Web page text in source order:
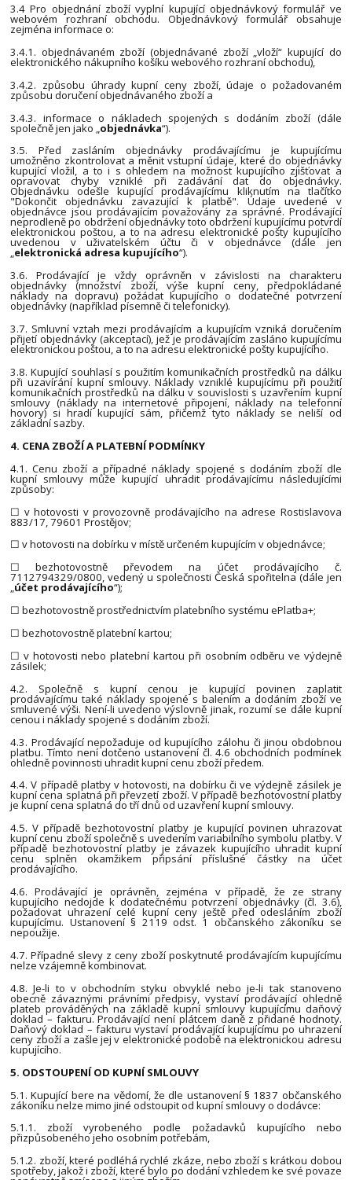
3.4 Pro objednání zboží vyplní kupující objednávkový formulář ve
webovém rozhraní obchodu. Objednávkový formulář obsahuje
zejména informace o:
3.4.1. objednávaném zboží (objednávané zboží „vloží“ kupující do
elektronického nákupního košíku webového rozhraní obchodu),
3.4.2. způsobu úhrady kupní ceny zboží, údaje o požadovaném
způsobu doručení objednávaného zboží a
3.4.3. informace o nákladech spojených s dodáním zboží (dále
společně jen jako „ objednávka“).
3.5. Před zasláním objednávky prodávajícímu je kupujícímu
umožněno zkontrolovat a měnit vstupní údaje, které do objednávky
kupující vložil, a to i s ohledem na možnost kupujícího zjišťovat a
opravovat chyby vzniklé při zadávání dat do objednávky.
Objednávku odešle kupující prodávajícímu kliknutím na tlačítko
"Dokončit objednávku zavazující k platbě". Údaje uvedené v
objednávce jsou prodávajícím považovány za správné. Prodávající
neprodleně po obdržení objednávky toto obdržení kupujícímu potvrdí
elektronickou poštou, a to na adresu elektronické pošty kupujícího
uvedenou v uživatelském účtu či v objednávce (dále jen
„elektronická adresa kupujícího“).
3.6. Prodávající je vždy oprávněn v závislosti na charakteru
objednávky (množství zboží, výše kupní ceny, předpokládané
náklady na dopravu) požádat kupujícího o dodatečné potvrzení
objednávky (například písemně či telefonicky).
3.7. Smluvní vztah mezi prodávajícím a kupujícím vzniká doručením
přijetí objednávky (akceptací), jež je prodávajícím zasláno kupujícímu
elektronickou poštou, a to na adresu elektronické pošty kupujícího.
3.8. Kupující souhlasí s použitím komunikačních prostředků na dálku
při uzavírání kupní smlouvy. Náklady vzniklé kupujícímu při použití
komunikačních prostředků na dálku v souvislosti s uzavřením kupní
smlouvy (náklady na internetové připojení, náklady na telefonní
hovory) si hradí kupující sám, přičemž tyto náklady se neliší od
základní sazby.
4. CENA ZBOŽÍ A PLATEBNÍ PODMÍNKY
4.1. Cenu zboží a případné náklady spojené s dodáním zboží dle
kupní smlouvy může kupující uhradit prodávajícímu následujícími
způsoby:
☐ v hotovosti v provozovně prodávajícího na adrese Rostislavova
883/17, 79601 Prostějov;
☐ v hotovosti na dobírku v místě určeném kupujícím v objednávce;
☐ bezhotovostně převodem na účet prodávajícího č.
7112794329/0800, vedený u společnosti Česká spořitelna (dále jen
„účet prodávajícího“);
☐ bezhotovostně prostřednictvím platebního systému ePlatba+;
☐ bezhotovostně platební kartou;
☐ v hotovosti nebo platební kartou při osobním odběru ve výdejně
zásilek;
4.2. Společně s kupní cenou je kupující povinen zaplatit
prodávajícímu také náklady spojené s balením a dodáním zboží ve
smluvené výši. Není-li uvedeno výslovně jinak, rozumí se dále kupní
cenou i náklady spojené s dodáním zboží.
4.3. Prodávající nepožaduje od kupujícího zálohu či jinou obdobnou
platbu. Tímto není dotčeno ustanovení čl. 4.6 obchodních podmínek
ohledně povinnosti uhradit kupní cenu zboží předem.
4.4. V případě platby v hotovosti, na dobírku či ve výdejně zásilek je
kupní cena splatná při převzetí zboží. V případě bezhotovostní platby
je kupní cena splatná do tří dnů od uzavření kupní smlouvy.
4.5. V případě bezhotovostní platby je kupující povinen uhrazovat
kupní cenu zboží společně s uvedením variabilního symbolu platby. V
případě bezhotovostní platby je závazek kupujícího uhradit kupní
cenu splněn okamžikem připsání příslušné částky na účet
prodávajícího.
4.6. Prodávající je oprávněn, zejména v případě, že ze strany
kupujícího nedojde k dodatečnému potvrzení objednávky (čl. 3.6),
požadovat uhrazení celé kupní ceny ještě před odesláním zboží
kupujícímu. Ustanovení § 2119 odst. 1 občanského zákoníku se
nepoužije.
4.7. Případné slevy z ceny zboží poskytnuté prodávajícím kupujícímu
nelze vzájemně kombinovat.
4.8. Je-li to v obchodním styku obvyklé nebo je-li tak stanoveno
obecně závaznými právními předpisy, vystaví prodávající ohledně
plateb prováděných na základě kupní smlouvy kupujícímu daňový
doklad – fakturu. Prodávající není plátcem daně z přidané hodnoty.
Daňový doklad – fakturu vystaví prodávající kupujícímu po uhrazení
ceny zboží a zašle jej v elektronické podobě na elektronickou adresu
kupujícího.
5. ODSTOUPENÍ OD KUPNÍ SMLOUVY
5.1. Kupující bere na vědomí, že dle ustanovení § 1837 občanského
zákoníku nelze mimo jiné odstoupit od kupní smlouvy o dodávce:
5.1.1. zboží vyrobeného podle požadavků kupujícího nebo
přizpůsobeného jeho osobním potřebám,
5.1.2. zboží, které podléhá rychlé zkáze, nebo zboží s krátkou dobou
spotřeby, jakož i zboží, které bylo po dodání vzhledem ke své povaze